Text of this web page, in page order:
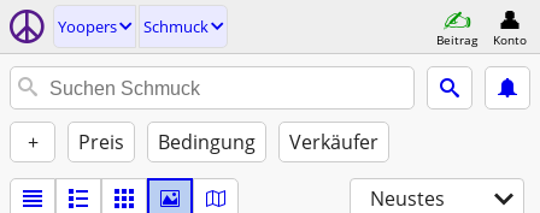
Yoopers Schmuck
Beitrag Konto
+ Preis Bedingung Verkäufer
Neustes